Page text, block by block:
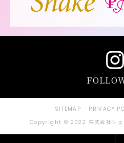
SITEMAP PRIVACY
Copyright © 2022 株式会社シ